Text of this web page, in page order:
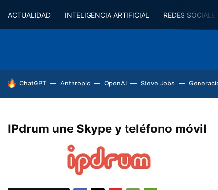
ACTUALIDAD INTELIGENCIA ARTIFICIAL REDES
HOY SE HABLA DE
ChatGPT Anthropic OpenAI Steve Jobs
IPdrum une Skype y teléfono móvil